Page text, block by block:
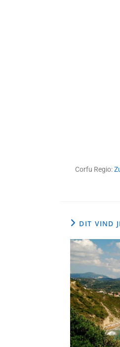
Corfu Regio:
DIT VIND